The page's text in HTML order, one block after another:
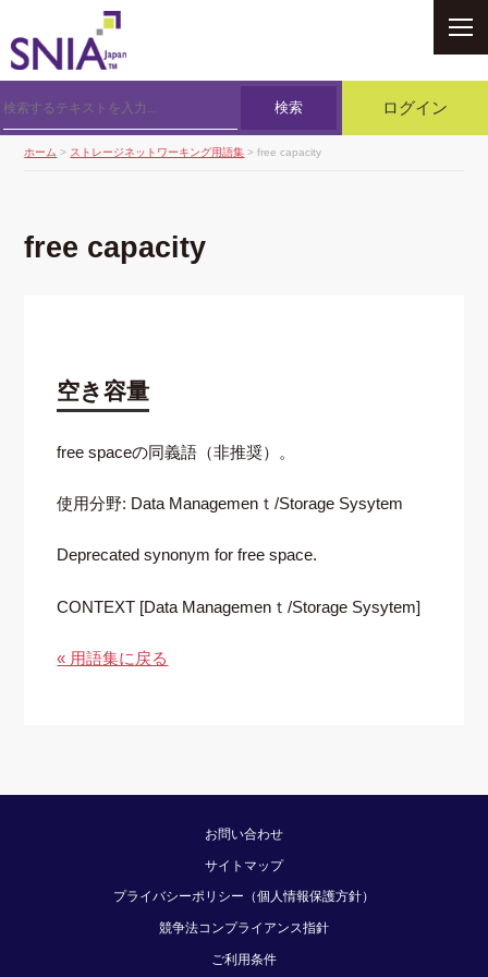
検索 ログイン
ホーム > ストレージネットワーキング用語集 > free capacity
free capacity
空き容量
free spaceの同義語（非推奨）。
使用分野: Data Managemenｔ/Storage Sysytem
Deprecated synonym for free space.
CONTEXT [Data Managemenｔ/Storage Sysytem]
« 用語集に戻る
お問い合わせ
サイトマップ
プライバシーポリシー（個人情報保護方針）
競争法コンプライアンス指針
ご利用条件